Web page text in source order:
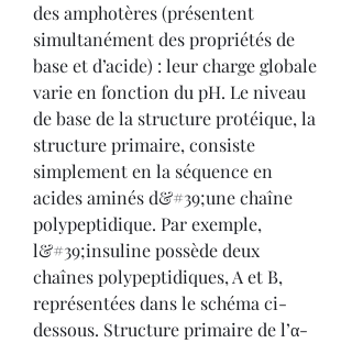
des amphotères (présentent
simultanément des propriétés de
base et d’acide) : leur charge globale
varie en fonction du pH. Le niveau
de base de la structure protéique, la
structure primaire, consiste
simplement en la séquence en
acides aminés d&#39;une chaîne
polypeptidique. Par exemple,
l&#39;insuline possède deux
chaînes polypeptidiques, A et B,
représentées dans le schéma ci-
dessous. Structure primaire de l’α-